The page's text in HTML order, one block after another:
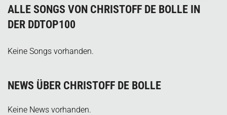
ALLE SONGS VON CHRISTOFF DE BOLLE IN
DER DDTOP100
Keine Songs vorhanden.
NEWS ÜBER CHRISTOFF DE BOLLE
Keine News vorhanden.